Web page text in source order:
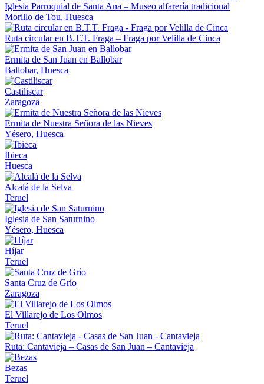
Iglesia Parroquial de Santa Ana – Museo alfarería tradicional
Morillo de Tou, Huesca
Ruta circular en B.T.T. Fraga – Fraga por Velilla de Cinca
Ermita de San Juan en Ballobar
Ballobar, Huesca
Castiliscar
Zaragoza
Ermita de Nuestra Señora de las Nieves
Yésero, Huesca
Ibieca
Huesca
Alcalá de la Selva
Teruel
Iglesia de San Saturnino
Yésero, Huesca
Híjar
Teruel
Santa Cruz de Grío
Zaragoza
El Villarejo de Los Olmos
Teruel
Ruta: Cantavieja – Casas de San Juan – Cantavieja
Bezas
Teruel